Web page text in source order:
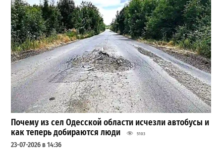
Почему из сел Одесской области исчезли автобусы и
как теперь добираются люди
5103
23-07-2026 в 14:36